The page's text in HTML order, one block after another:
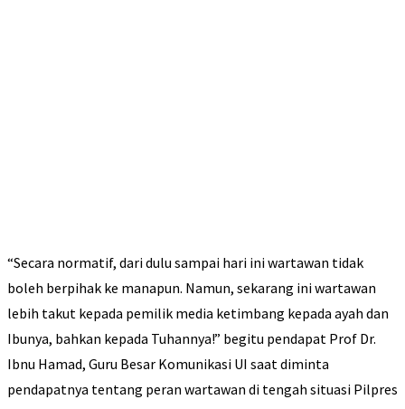
“Secara normatif, dari dulu sampai hari ini wartawan tidak
boleh berpihak ke manapun. Namun, sekarang ini wartawan
lebih takut kepada pemilik media ketimbang kepada ayah dan
Ibunya, bahkan kepada Tuhannya!” begitu pendapat Prof Dr.
Ibnu Hamad, Guru Besar Komunikasi UI saat diminta
pendapatnya tentang peran wartawan di tengah situasi Pilpres